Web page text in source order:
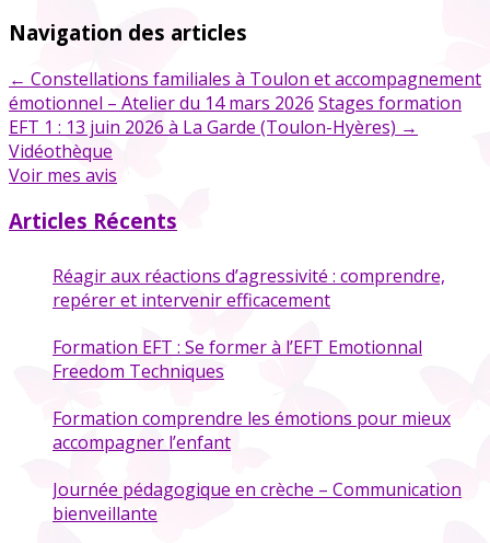
Navigation des articles
← Constellations familiales à Toulon et accompagnement
émotionnel – Atelier du 14 mars 2026 Stages formation
EFT 1 : 13 juin 2026 à La Garde (Toulon-Hyères) →
Vidéothèque
Voir mes avis
Articles Récents
Réagir aux réactions d’agressivité : comprendre,
repérer et intervenir efficacement
Formation EFT : Se former à l’EFT Emotionnal
Freedom Techniques
Formation comprendre les émotions pour mieux
accompagner l’enfant
Journée pédagogique en crèche – Communication
bienveillante